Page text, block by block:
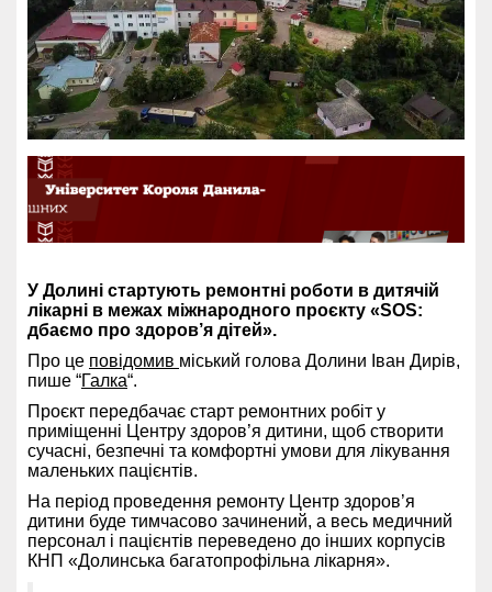
У Долині стартують ремонтні роботи в дитячій
лікарні в межах міжнародного проєкту «SOS:
дбаємо про здоров’я дітей».
Про це повідомив міський голова Долини Іван Дирів,
пише “Галка“.
Проєкт передбачає старт ремонтних робіт у
приміщенні Центру здоров’я дитини, щоб створити
сучасні, безпечні та комфортні умови для лікування
маленьких пацієнтів.
На період проведення ремонту Центр здоров’я
дитини буде тимчасово зачинений, а весь медичний
персонал і пацієнтів переведено до інших корпусів
КНП «Долинська багатопрофільна лікарня».